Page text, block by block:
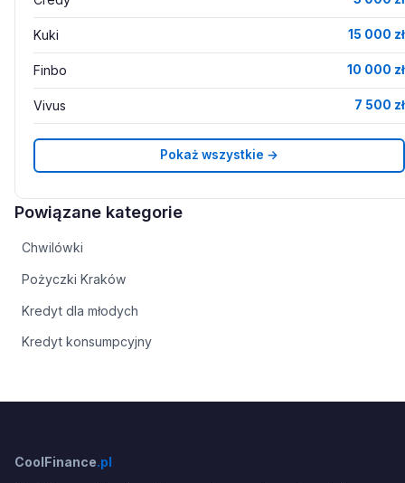
Kuki 15 000 zł
Finbo 10 000 zł
Vivus 7 500 zł
Pokaż wszystkie →
Powiązane kategorie
Chwilówki
Pożyczki Kraków
Kredyt dla młodych
Kredyt konsumpcyjny
CoolFinance.pl